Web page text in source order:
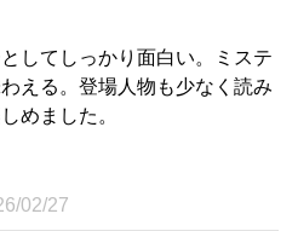
してしっかり面白い。ミステ
える。登場人物も少なく読み
めました。
02/27